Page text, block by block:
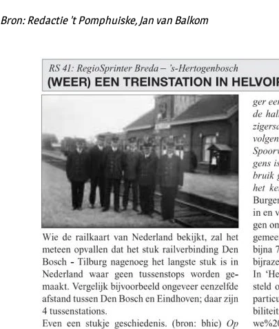
Bron: Redactie ’t Pomphuiske, Jan van Balkom